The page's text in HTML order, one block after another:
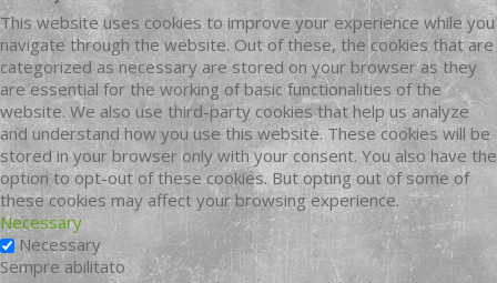
This website uses cookies to improve your experience while you
navigate through the website. Out of these, the cookies that are
categorized as necessary are stored on your browser as they
are essential for the working of basic functionalities of the
website. We also use third-party cookies that help us analyze
and understand how you use this website. These cookies will be
stored in your browser only with your consent. You also have the
option to opt-out of these cookies. But opting out of some of
these cookies may affect your browsing experience.
Necessary
Necessary
Sempre abilitato